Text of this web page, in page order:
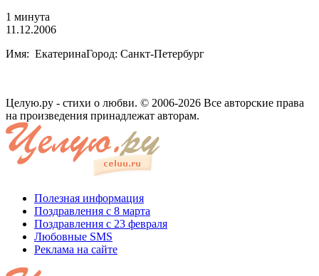
1 минута
11.12.2006
Имя: ЕкатеринаГород: Санкт-Петербург
Целую.ру - стихи о любви. © 2006-2026 Все авторские права
на произведения принадлежат авторам.
Полезная информация
Поздравления с 8 марта
Поздравления с 23 февраля
Любовные SMS
Реклама на сайте